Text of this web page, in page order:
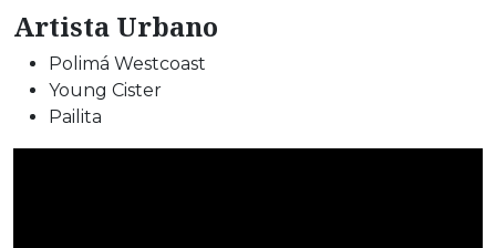
Artista Urbano
Polimá Westcoast
Young Cister
Pailita